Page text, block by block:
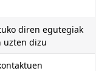
diren egutegiak
uzten dizu